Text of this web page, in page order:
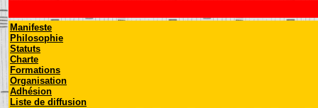
Manifeste
Philosophie
Statuts
Charte
Formations
Organisation
Adhésion
Liste de diffusion